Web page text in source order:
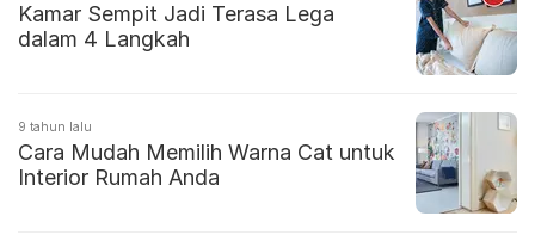
Kamar Sempit Jadi Terasa Lega
dalam 4 Langkah
9 tahun lalu
Cara Mudah Memilih Warna Cat untuk
Interior Rumah Anda